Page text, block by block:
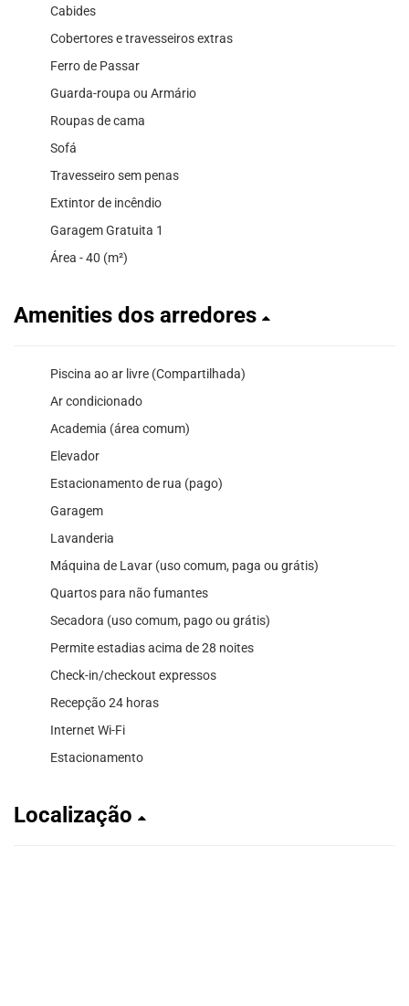
Cabides
Cobertores e travesseiros extras
Ferro de Passar
Guarda-roupa ou Armário
Roupas de cama
Sofá
Travesseiro sem penas
Extintor de incêndio
Garagem Gratuita 1
Área - 40 (m²)
Amenities dos arredores
Piscina ao ar livre (Compartilhada)
Ar condicionado
Academia (área comum)
Elevador
Estacionamento de rua (pago)
Garagem
Lavanderia
Máquina de Lavar (uso comum, paga ou grátis)
Quartos para não fumantes
Secadora (uso comum, pago ou grátis)
Permite estadias acima de 28 noites
Check-in/checkout expressos
Recepção 24 horas
Internet Wi-Fi
Estacionamento
Localização